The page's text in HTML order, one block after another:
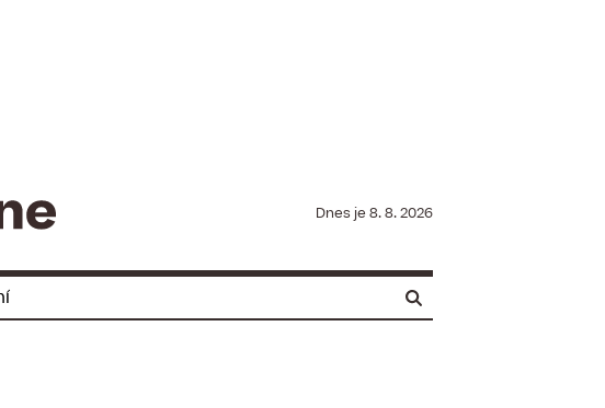
Dnes je 8. 8. 2026